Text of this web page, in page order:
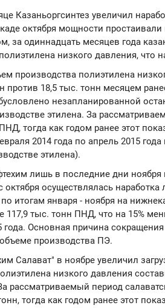
Казаньоргсинтез увеличил
октября мощности простаивали
за одиннадцать месяцев года
низкого давления, что
производства полиэтилена
против 18,5 тыс. тонн месяцем
незапланированной
этилена. За
тогда как годом ранее этот
2014 года по апрель 2015
этилена).
лишь в последние дни ноября
октября осуществлялась
итогам января - ноября на
117,9 тыс. тонн ПНД, что на 15%
года. Основная причина
производства ПЭ.
Салават" в ноябре увеличил
низкого давления
рассматриваемый период
тогда как годом ранее этот